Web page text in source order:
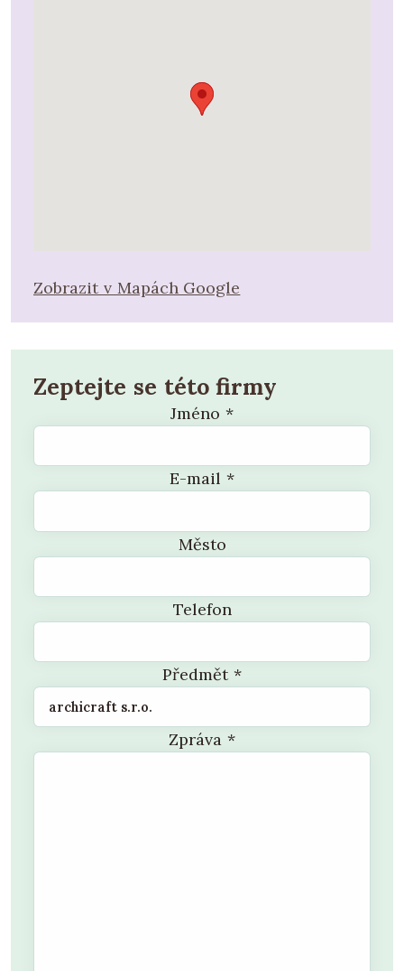
Zobrazit v Mapách Google
Zeptejte se této firmy
Jméno *
E-mail *
Město
Telefon
Předmět*
Zpráva *